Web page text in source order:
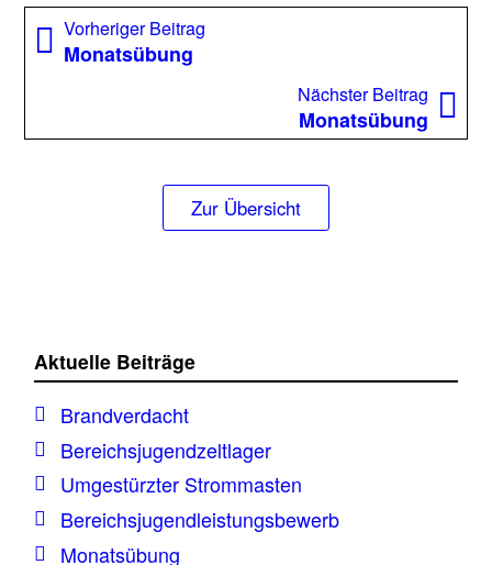
Beitragsnavigation
Vorheriger Beitrag
Monatsübung
Nächster Beitrag
Monatsübung
Zur Übersicht
Aktuelle Beiträge
Brandverdacht
Bereichsjugendzeltlager
Umgestürzter Strommasten
Bereichsjugendleistungsbewerb
Monatsübung